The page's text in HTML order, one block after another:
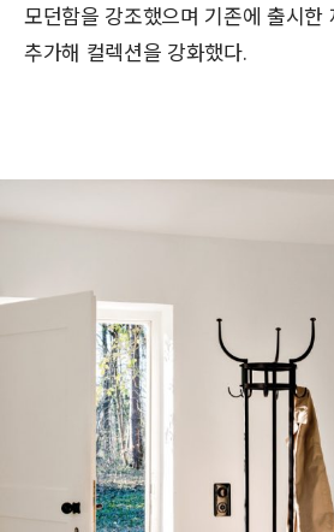
모던함을 강조했으며 기존에 출시한
추가해 컬렉션을 강화했다.